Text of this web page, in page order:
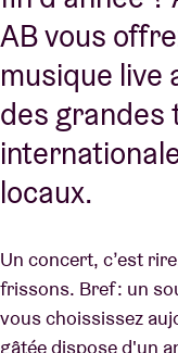
AB vous
musique live
des
locaux.
Un concert, c’est
frissons. Bref : un
vous choississez
gâtée dispose d'un